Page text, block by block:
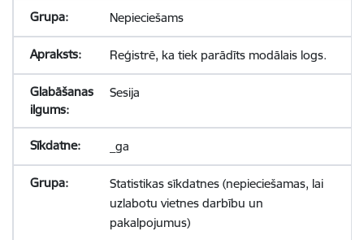
Nepieciešams
Reģistrē, ka tiek parādīts modālais logs.
Sesija
_ga
Statistikas sīkdatnes (nepieciešamas, lai
uzlabotu vietnes darbību un
pakalpojumus)